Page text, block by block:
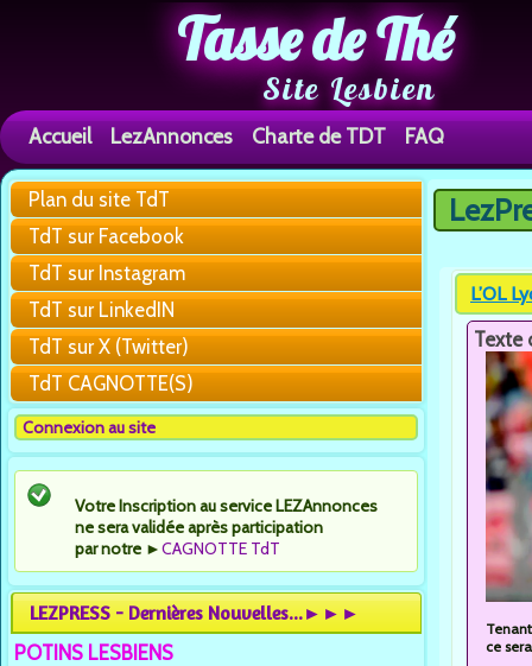
Tasse de Thé
Site Lesbien
Accueil LezAnnonces Charte de TDT FAQ
Plan du site TdT
TdT sur Facebook
TdT sur Instagram
TdT sur LinkedIN
TdT sur X (Twitter)
TdT CAGNOTTE(S)
Connexion au site
Votre Inscription au service LEZAnnonces
ne sera validée après participation
par notre ►CAGNOTTE TdT
LEZPRESS - Dernières Nouvelles...►►►
POTINS LESBIENS
Vous
L’OL
Texte
ce